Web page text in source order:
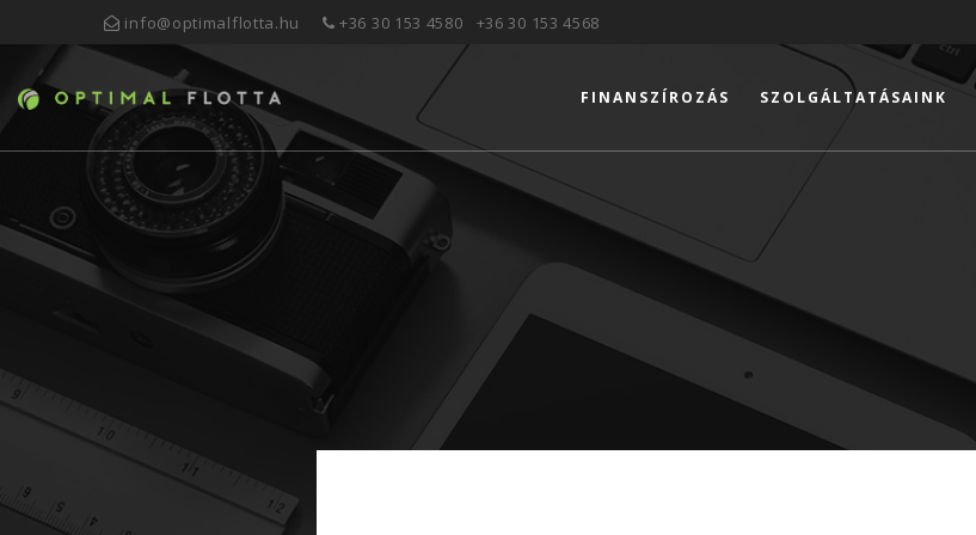
info@optimalflotta.hu +36 30 153 4580 +36 30 153 4568
FINANSZÍROZÁS SZOLGÁLTATÁSAINK